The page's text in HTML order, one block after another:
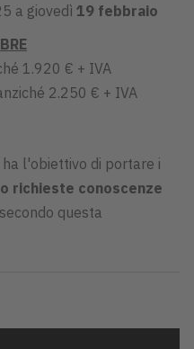
a giovedì 19 febbraio
1.920 € + IVA
2.250 € + IVA
l'obiettivo di portare i
richieste conoscenze
questa